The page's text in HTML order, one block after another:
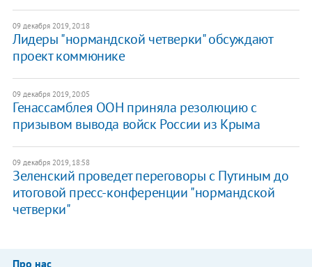
09 декабря 2019, 20:18
Лидеры "нормандской четверки" обсуждают
проект коммюнике
09 декабря 2019, 20:05
Генассамблея ООН приняла резолюцию с
призывом вывода войск России из Крыма
09 декабря 2019, 18:58
Зеленский проведет переговоры с Путиным до
итоговой пресс-конференции "нормандской
четверки"
Про нас